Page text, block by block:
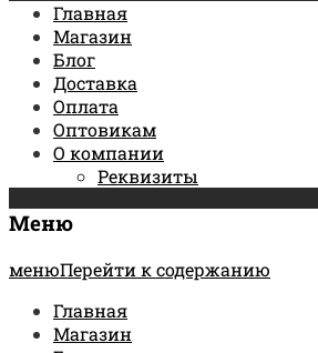
Главная
Магазин
Блог
Доставка
Оплата
Оптовикам
О компании
Реквизиты
Меню
менюПерейти к содержанию
Главная
Магазин